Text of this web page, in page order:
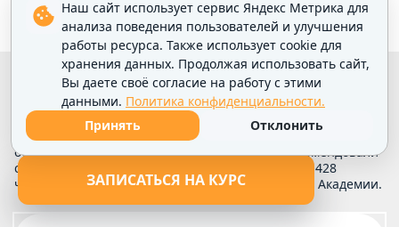
КАК ПРОХОДИТ КУРС
Наша организация уже 10 лет находится на рынке
образовательных услуг. За это время мы зарекомендовали
себя как профессионалы своего дела. Более 125 428
человек успешно завершили обучение в нашей Академии.
ЗАПИСАТЬСЯ НА КУРС
Наш сайт использует сервис Яндекс Метрика для
анализа поведения пользователей и улучшения
работы ресурса. Также использует cookie для
хранения данных. Продолжая использовать сайт,
Вы даете своё согласие на работу с этими
данными. Политика конфиденциальности.
Принять
Отклонить